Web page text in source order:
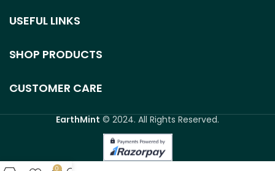
USEFUL LINKS
SHOP PRODUCTS
CUSTOMER CARE
EarthMint © 2024. All Rights Reserved.
0